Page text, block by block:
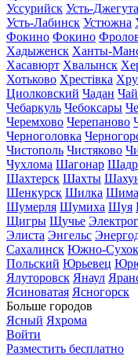
Уссурийск Усть-Джегута
Усть-Лабинск Устюжна
Фокино Фокино
Хадыженск Ханты-
Хасавюрт Хвалынск
Хотьково Хрестівка
Циолковский Чадан
Чебаркуль Чебоксары
Черемхово Черепаново
Черноголовка
Чистополь Чистяково
Чухлома Шагонар
Шахтерск Шахты
Шенкурск Шилка
Шумерля Шумиха Шуя
Щигры Щучье
Элиста Энгельс
Сахалинск Южно-
Польский Юрьевец
Ялуторовск Янаул
Ясиноватая Ясногорск
Больше городов
Ясный Яхрома
Войти
Разместить бесплатно